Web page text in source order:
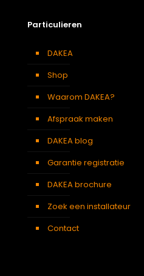
Particulieren
DAKEA
Shop
Waarom DAKEA?
Afspraak maken
DAKEA blog
Garantie registratie
DAKEA brochure
Zoek een installateur
Contact